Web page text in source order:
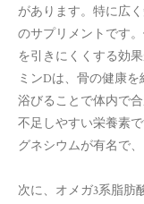
があります。特に広
のサプリメントです
を引きにくくする効
ミンDは、骨の健康
浴びることで体内で
不足しやすい栄養素
グネシウムが有名で
次に、オメガ3系脂肪